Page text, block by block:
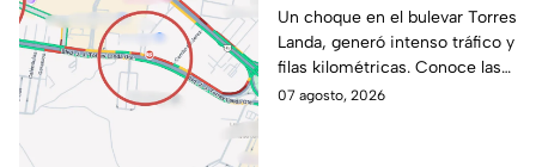
Torres Landa provoca
filas kilométricas a esta
altura
Un choque en el bulevar Torres
Landa, generó intenso tráfico y
filas kilométricas. Conoce las
vías alternas.
07 agosto, 2026